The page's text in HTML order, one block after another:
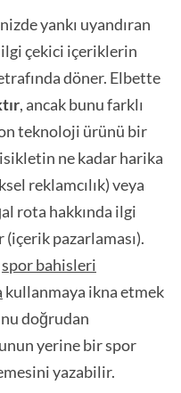
yankı uyandıran
çekici içeriklerin
döner. Elbette
, ancak bunu farklı
teknoloji ürünü bir
ne kadar harika
reklamcılık) veya
rota hakkında ilgi
pazarlaması).
spor bahisleri
kullanmaya ikna etmek
doğrudan
yerine bir spor
yazabilir.